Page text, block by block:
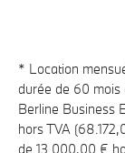
* Location
durée de 60
Berline Business
hors TVA
de 13.000,00 €